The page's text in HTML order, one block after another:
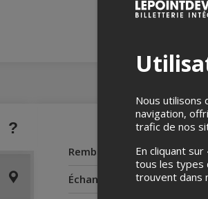
Remboursements
Échanges
Nous utilisons
navigation,
trafic de nos
En cliquant
tous les types
trouvent dans